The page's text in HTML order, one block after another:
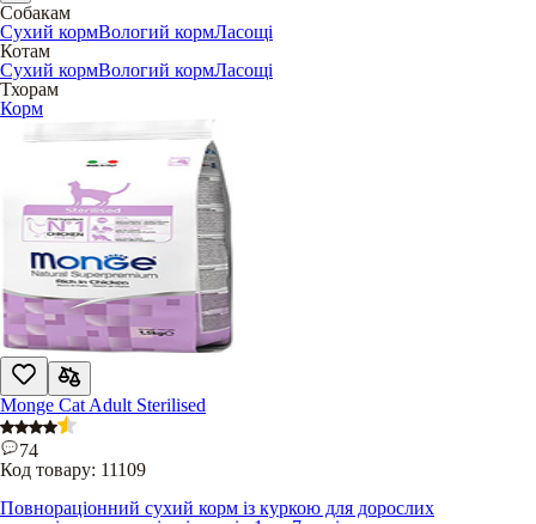
Собакам
Сухий кормВологий кормЛасощі
Котам
Сухий кормВологий кормЛасощі
Тхорам
Корм
Monge Cat Adult Sterilised
74
Код товару: 11109
Повнораціонний сухий корм із куркою для дорослих